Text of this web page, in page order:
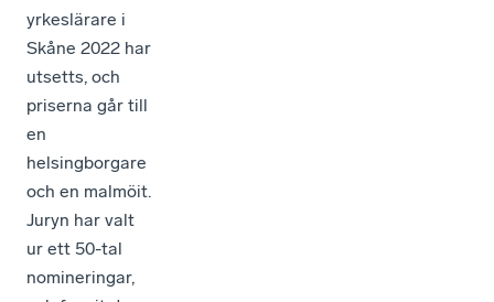
yrkeslärare i
Skåne 2022 har
utsetts, och
priserna går till
en
helsingborgare
och en malmöit.
Juryn har valt
ur ett 50-tal
nomineringar,